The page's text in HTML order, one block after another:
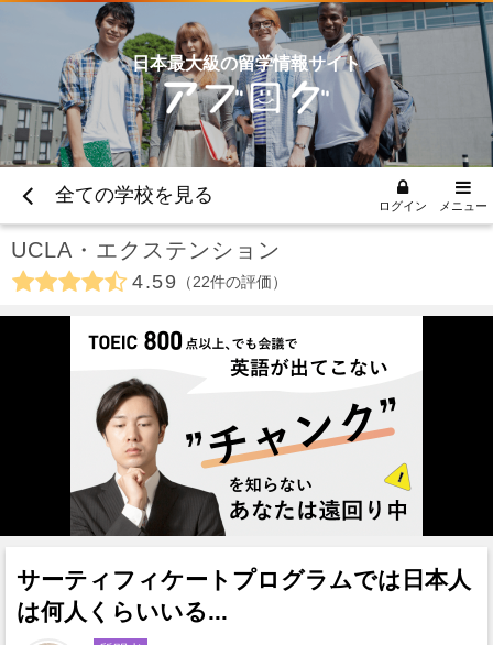
日本最大級の留学情報サイト
全ての学校を見る ログイン メニュー
UCLA・エクステンション
4.59 22件の評価
サーティフィケートプログラムでは日本人
は何人くらいいる...